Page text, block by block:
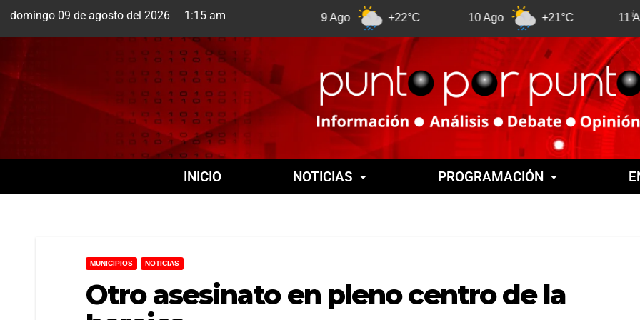
domingo 09 de agosto del 2026 1:15 am
Cuernavaca +22°C 10 Ago +21°C 11 Ago
INICIO NOTICIAS PROGRAMACIÓN
MUNICIPIOS NOTICIAS
Otro asesinato en pleno centro de la